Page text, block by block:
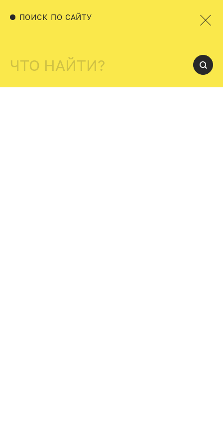
ПОИСК ПО САЙТУ